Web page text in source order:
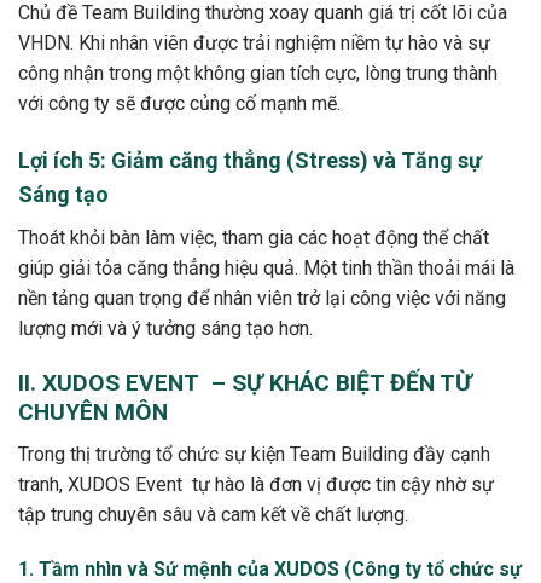
Chủ đề Team Building thường xoay quanh giá trị cốt lõi của
VHDN. Khi nhân viên được trải nghiệm niềm tự hào và sự
công nhận trong một không gian tích cực, lòng trung thành
với công ty sẽ được củng cố mạnh mẽ.
Lợi ích 5: Giảm căng thẳng (Stress) và Tăng sự
Sáng tạo
Thoát khỏi bàn làm việc, tham gia các hoạt động thể chất
giúp giải tỏa căng thẳng hiệu quả. Một tinh thần thoải mái là
nền tảng quan trọng để nhân viên trở lại công việc với năng
lượng mới và ý tưởng sáng tạo hơn.
II. XUDOS EVENT – SỰ KHÁC BIỆT ĐẾN TỪ
CHUYÊN MÔN
Trong thị trường tổ chức sự kiện Team Building đầy cạnh
tranh, XUDOS Event tự hào là đơn vị được tin cậy nhờ sự
tập trung chuyên sâu và cam kết về chất lượng.
1. Tầm nhìn và Sứ mệnh của XUDOS (Công ty tổ chức sự